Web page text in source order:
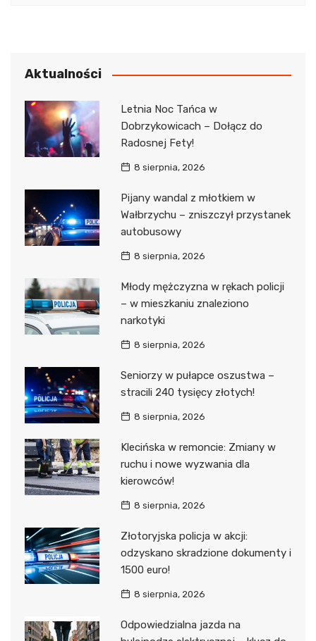
Aktualności
Letnia Noc Tańca w
Dobrzykowicach – Dołącz do
Radosnej Fety!
8 sierpnia, 2026
Pijany wandal z młotkiem w
Wałbrzychu – zniszczył przystanek
autobusowy
8 sierpnia, 2026
Młody mężczyzna w rękach policji
– w mieszkaniu znaleziono
narkotyki
8 sierpnia, 2026
Seniorzy w pułapce oszustwa –
stracili 240 tysięcy złotych!
8 sierpnia, 2026
Klecińska w remoncie: Zmiany w
ruchu i nowe wyzwania dla
kierowców!
8 sierpnia, 2026
Złotoryjska policja w akcji:
odzyskano skradzione dokumenty i
1500 euro!
8 sierpnia, 2026
Odpowiedzialna jazda na